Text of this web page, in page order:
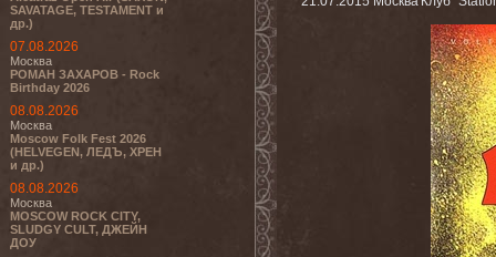
SAVATAGE, TESTAMENT и
др.)
07.08.2026
Москва
РОМАН ЗАХАРОВ - Rock
Birthday 2026
08.08.2026
Москва
Moscow Folk Fest 2026
(HELVEGEN, ЛЕДЪ, ХРЕН
и др.)
08.08.2026
Москва
MOSCOW ROCK CITY,
SLUDGY CULT, ДЖЕЙН
ДОУ